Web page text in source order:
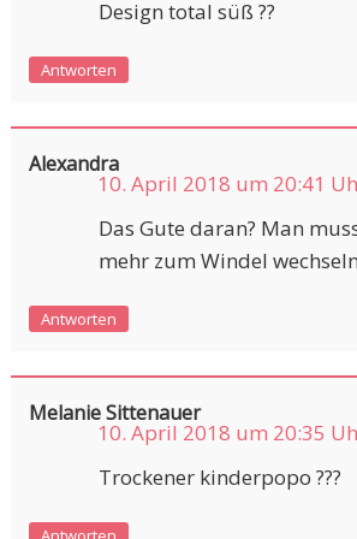
Design total süß ??
Antworten
Alexandra
10. April 2018 um 20:41
Das Gute daran? Man
mehr zum Windel
Antworten
Melanie Sittenauer
10. April 2018 um 20:35
Trockener kinderpopo ???